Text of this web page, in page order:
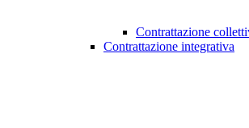
Contrattazione
Contrattazione integrativa